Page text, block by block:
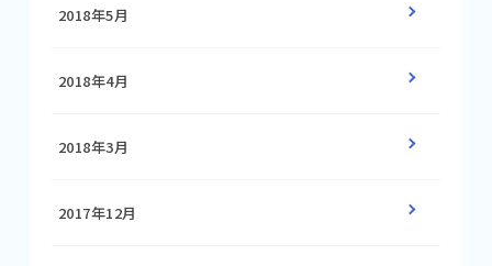
2018年5月
2018年4月
2018年3月
2017年12月